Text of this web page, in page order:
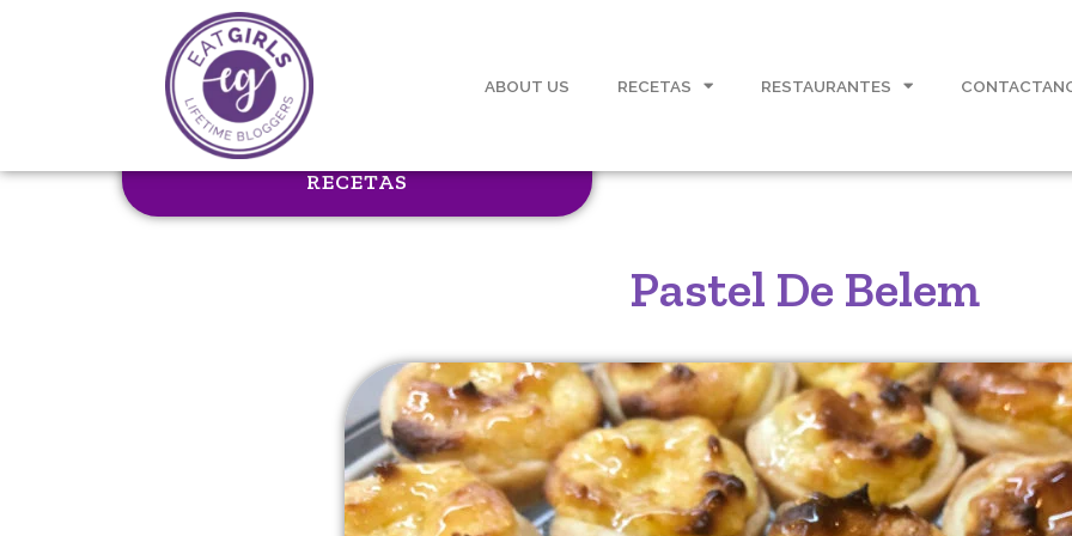
ABOUT US RECETAS RESTAURANTES
RECETAS
Pastel De Belem